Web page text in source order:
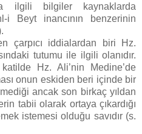
ilgili bilgiler kaynaklarda
i Beyt inancının benzerinin
çarpıcı iddialardan biri Hz.
tutumu ile ilgili olanıdır.
Hz. Ali’nin Medine’de
onun eskiden beri içinde bir
ancak son birkaç yıldan
tabii olarak ortaya çıkardığı
istemesi olduğu savıdır (s.